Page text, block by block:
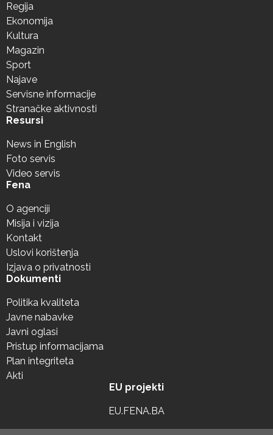
Regija
Ekonomija
Kultura
Magazin
Sport
Najave
Servisne informacije
Stranačke aktivnosti
Resursi
News in English
Foto servis
Video servis
Fena
O agenciji
Misija i vizija
Kontakt
Uslovi korištenja
Izjava o privatnosti
Dokumenti
Politika kvaliteta
Javne nabavke
Javni oglasi
Pristup informacijama
Plan integriteta
Akti
EU projekti
EU.FENA.BA